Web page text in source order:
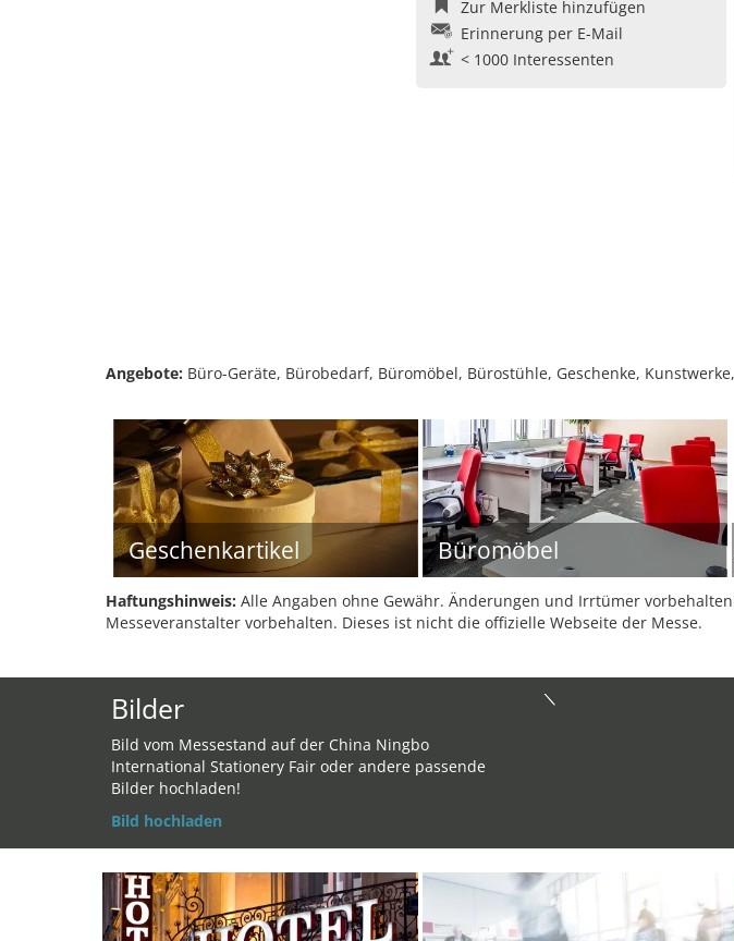
Zur Merkliste hinzufügen
Erinnerung per E-Mail
< 1000 Interessenten
Angebote: Büro-Geräte, Bürobedarf, Büromöbel, Bürostühle, Geschenke,
Geschenkartikel Büromöbel
Haftungshinweis: Alle Angaben ohne Gewähr. Änderungen und Irrtümer
Messeveranstalter vorbehalten. Dieses ist nicht die offizielle Webseite der Messe.
Bilder
Bild vom Messestand auf der China Ningbo
International Stationery Fair oder andere passende
Bilder hochladen!
Bild hochladen